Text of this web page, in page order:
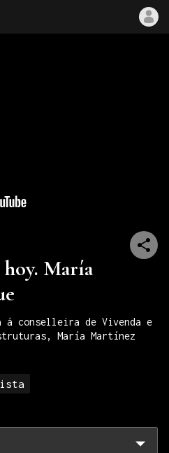
María
á conselleira de Vivenda e
María Martínez